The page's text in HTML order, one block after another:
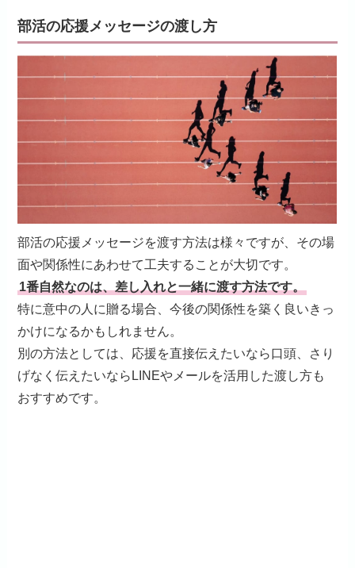
部活の応援メッセージの渡し方
部活の応援メッセージを渡す方法は様々ですが、その場
面や関係性にあわせて工夫することが大切です。
1番自然なのは、差し入れと一緒に渡す方法です。
特に意中の人に贈る場合、今後の関係性を築く良いきっ
かけになるかもしれません。
別の方法としては、応援を直接伝えたいなら口頭、さり
げなく伝えたいならLINEやメールを活用した渡し方も
おすすめです。